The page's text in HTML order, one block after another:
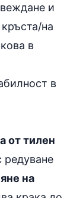
и
на
в
в
от тилен
редуване
на